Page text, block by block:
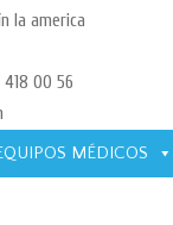
la america
00 56
MÉDICOS